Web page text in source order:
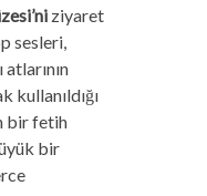
ziyaret
sesleri,
kullanıldığı
bir fetih
bir